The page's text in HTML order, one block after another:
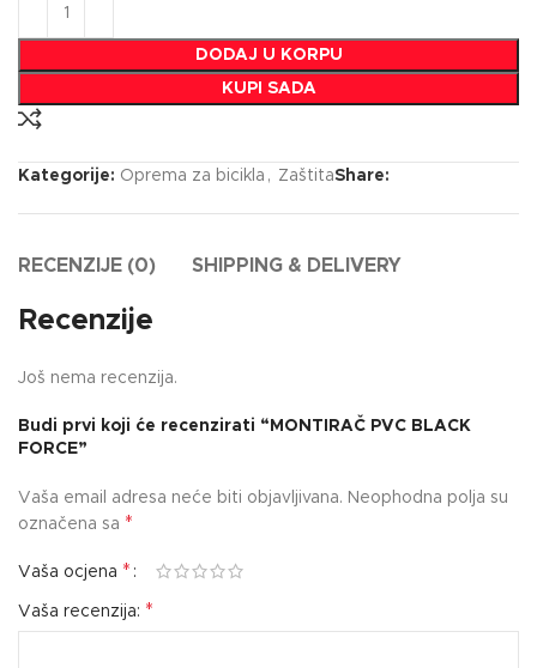
DODAJ U KORPU
KUPI SADA
Kategorije: Oprema za bicikla , ZaštitaShare:
RECENZIJE (0) SHIPPING & DELIVERY
Recenzije
Još nema recenzija.
Budi prvi koji će recenzirati “MONTIRAČ PVC BLACK
FORCE”
Vaša email adresa neće biti objavljivana. Neophodna polja su
označena sa *
Vaša ocjena *
Vaša recenzija: *